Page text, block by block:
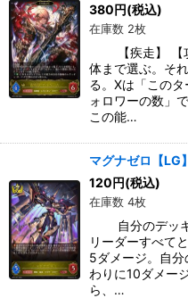
380円(税込)
在庫数 2枚
【疾走】 【攻
体まで選ぶ。そ
る。Xは「この
ォロワーの数」
この能…
マグナゼロ【LG
120円(税込)
在庫数 4枚
自分のデッキ
リーダーすべて
5ダメージ。自
わりに10ダメー
ら、…